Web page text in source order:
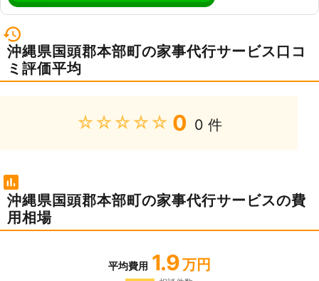
沖縄県国頭郡本部町の家事代行サービス口コ
ミ評価平均
★★★★★ 0 0 件
沖縄県国頭郡本部町の家事代行サービスの費
用相場
平均費用 1.9 万円